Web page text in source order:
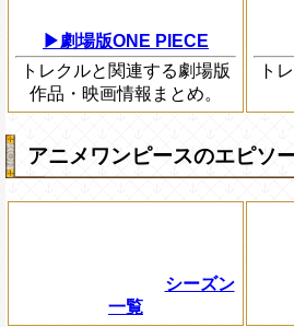
▶劇場版ONE PIECE
トレクルと関連する劇場版
作品・映画情報まとめ。
ト
アニメワンピースのエピソ
シーズン
一覧